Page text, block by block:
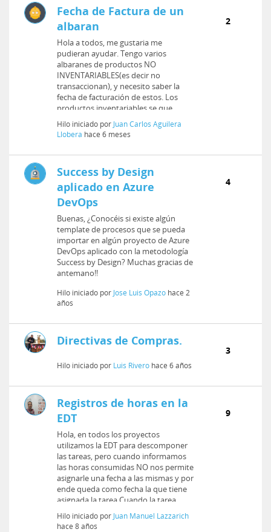
Fecha de Factura de un
albaran
Hola a todos, me gustaria me
pudieran ayudar. Tengo varios
albaranes de productos NO
INVENTARIABLES(es decir no
transaccionan), y necesito saber la
fecha de facturación de estos. Los
productos inventariables se que
transaccionan y en la inv...
Hilo iniciado por Juan Carlos Aguilera
Llobera hace 6 meses
2
Success by Design
aplicado en Azure
DevOps
Buenas, ¿Conocéis si existe algún
template de procesos que se pueda
importar en algún proyecto de Azure
DevOps aplicado con la metodología
Success by Design? Muchas gracias de
antemano!!
Hilo iniciado por Jose Luis Opazo hace 2
años
4
Directivas de Compras.
Hilo iniciado por Luis Rivero hace 6 años
3
Registros de horas en la
EDT
Hola, en todos los proyectos
utilizamos la EDT para descomponer
las tareas, pero cuando informamos
las horas consumidas NO nos permite
asignarle una fecha a las mismas y por
ende queda como fecha la que tiene
asignada la tarea.Cuando la tarea
tien...
Hilo iniciado por Juan Manuel Lazzarich
hace 8 años
9